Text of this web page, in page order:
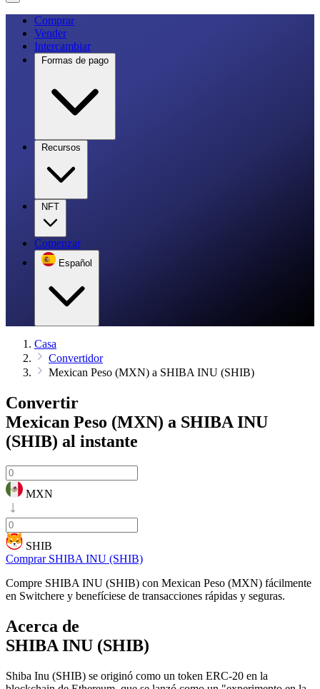
Comprar
Vender
Intercambiar
Formas de pago
Recursos
NFT
Comenzar
Español
Casa
Convertidor
Mexican Peso (MXN) a SHIBA INU (SHIB)
Convertir
Mexican Peso (MXN) a SHIBA INU
(SHIB) al instante
MXN
SHIB
Comprar SHIBA INU (SHIB)
Compre SHIBA INU (SHIB) con Mexican Peso (MXN) fácilmente
en Switchere y benefíciese de transacciones rápidas y seguras.
Acerca de
SHIBA INU (SHIB)
Shiba Inu (SHIB) se originó como un token ERC-20 en la